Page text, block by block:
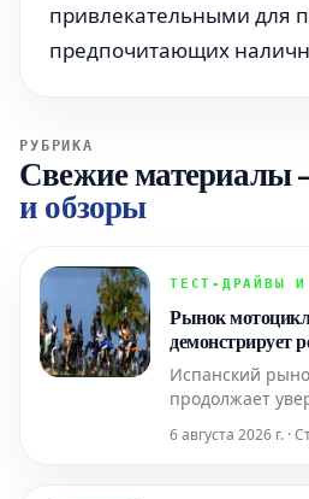
привлекательными для
предпочитающих
РУБРИКА
Свежие материалы
и обзоры
ТЕСТ-ДРАЙВЫ И
Рынок
демонстрирует
китайский
возглавил
Испанский
продолжает
Июль
6 августа 2026 г. ·